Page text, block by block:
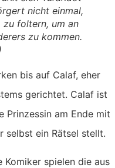
nicht einmal,
zu foltern, um an
zu kommen.
bis auf Calaf, eher
gerichtet. Calaf ist
Prinzessin am Ende mit
selbst ein Rätsel stellt.
Komiker spielen die aus